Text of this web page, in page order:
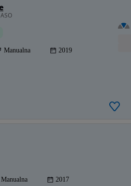
Manualna 2019
Manualna 2017